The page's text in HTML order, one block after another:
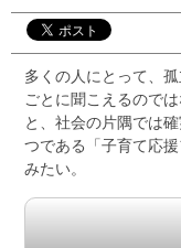
多くの人にとって、
ごとに聞こえるので
と、社会の片隅では
つである「子育て応
みたい。